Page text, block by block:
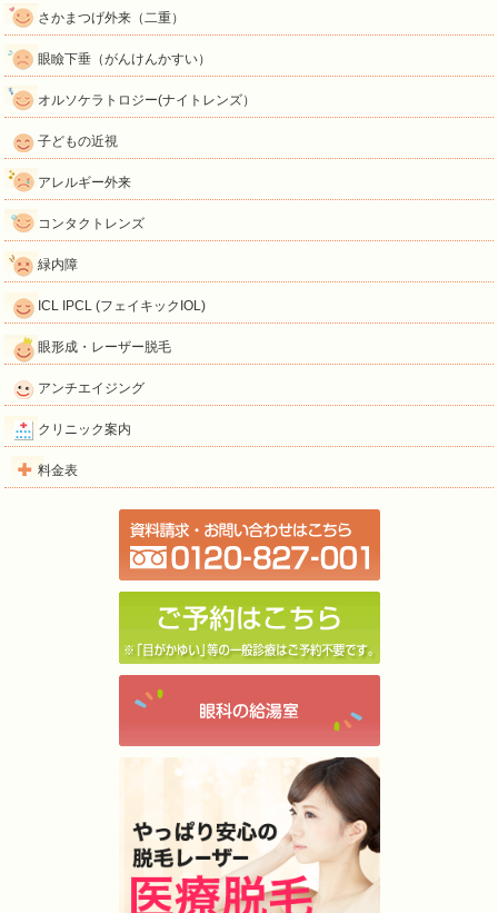
さかまつげ外来（二重）
眼瞼下垂（がんけんかすい）
オルソケラトロジー(ナイトレンズ）
子どもの近視
アレルギー外来
コンタクトレンズ
緑内障
ICL IPCL (フェイキックIOL)
眼形成・レーザー脱毛
アンチエイジング
クリニック案内
料金表